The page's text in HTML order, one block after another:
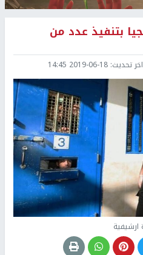
بتنفيذ عدد من
اخر تحديث: 2019-06-18 14:45